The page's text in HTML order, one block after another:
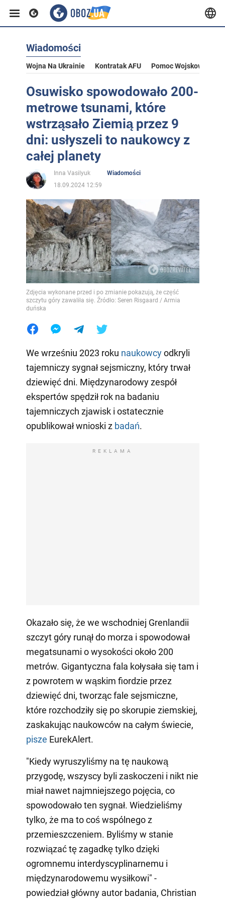
Wiadomości
Wojna Na Ukrainie Kontratak AFU Pomoc Wojskowa Dla
Osuwisko spowodowało 200-
metrowe tsunami, które
wstrząsało Ziemią przez 9
dni: usłyszeli to naukowcy z
całej planety
Inna Vasilyuk
Wiadomości
18.09.2024 12:59
Zdjęcia wykonane przed i po zmianie pokazują, że część
szczytu góry zawaliła się. Źródło: Seren Risgaard / Armia
duńska
We wrześniu 2023 roku naukowcyodkryli
tajemniczy sygnał sejsmiczny, który trwał
dziewięć dni. Międzynarodowy zespół
ekspertów spędził rok na badaniu
tajemniczych zjawisk i ostatecznie
opublikował wnioski z badań.
REKLAMA
Okazało się, że we wschodniej Grenlandii
szczyt góry runął do morza i spowodował
megatsunami o wysokości około 200
metrów. Gigantyczna fala kołysała się tam i
z powrotem w wąskim fiordzie przez
dziewięć dni, tworząc fale sejsmiczne,
które rozchodziły się po skorupie ziemskiej,
zaskakując naukowców na całym świecie,
pisze EurekAlert.
"Kiedy wyruszyliśmy na tę naukową
przygodę, wszyscy byli zaskoczeni i nikt nie
miał nawet najmniejszego pojęcia, co
spowodowało ten sygnał. Wiedzieliśmy
tylko, że ma to coś wspólnego z
przemieszczeniem. Byliśmy w stanie
rozwiązać tę zagadkę tylko dzięki
ogromnemu interdyscyplinarnemu i
międzynarodowemu wysiłkowi" -
powiedział główny autor badania, Christian